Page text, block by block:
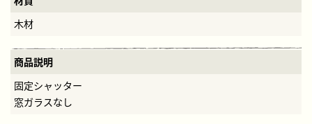
木材
商品説明
固定シャッター
窓ガラスなし